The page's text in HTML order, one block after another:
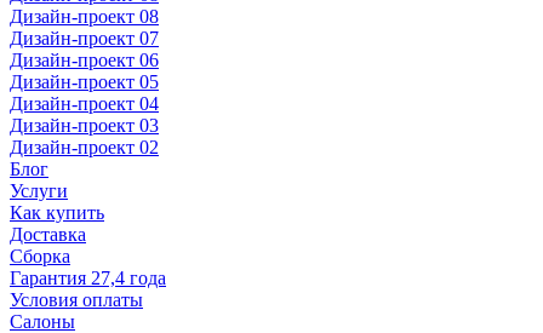
Дизайн-проект 08
Дизайн-проект 07
Дизайн-проект 06
Дизайн-проект 05
Дизайн-проект 04
Дизайн-проект 03
Дизайн-проект 02
Блог
Услуги
Как купить
Доставка
Сборка
Гарантия 27,4 года
Условия оплаты
Салоны